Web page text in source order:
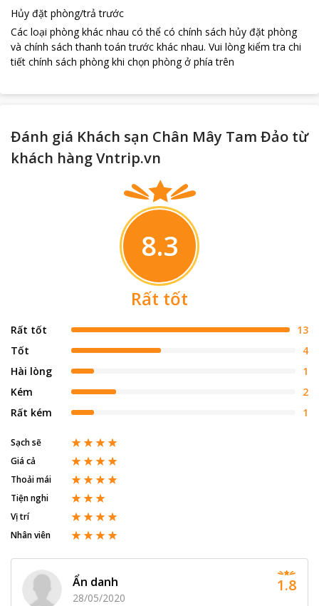
Hủy đặt phòng/trả trước
Các loại phòng khác nhau có thể có chính sách hủy đặt phòng
và chính sách thanh toán trước khác nhau. Vui lòng kiểm tra chi
tiết chính sách phòng khi chọn phòng ở phía trên
Đánh giá Khách sạn Chân Mây Tam Đảo từ
khách hàng Vntrip.vn
8.3
Rất tốt
Rất tốt
13
Tốt
4
Hài lòng
1
Kém
2
Rất kém
1
Sạch sẽ
Giá cả
Thoải mái
Tiện nghi
Vị trí
Nhân viên
Ẩn danh
28/05/2020
1.8